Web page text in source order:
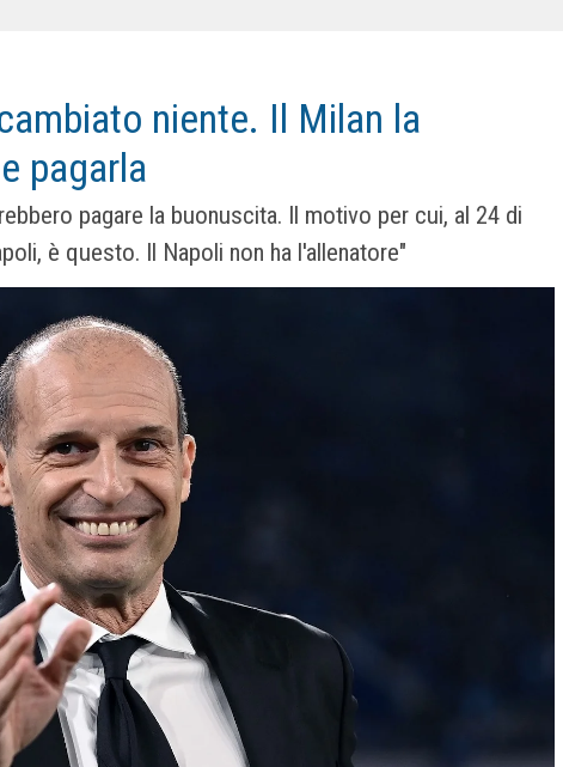
niente. Il Milan la
pagarla
pagare la buonuscita. Il motivo per cui, al 24 di
è questo. Il Napoli non ha l'allenatore"